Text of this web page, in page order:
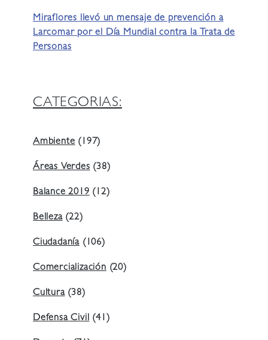
Miraflores llevó un mensaje de prevención a
Larcomar por el Día Mundial contra la Trata de
Personas
CATEGORIAS:
Ambiente(197)
Áreas Verdes(38)
Balance 2019(12)
Belleza(22)
Ciudadanía (106)
Comercialización(20)
Cultura(38)
Defensa Civil(41)